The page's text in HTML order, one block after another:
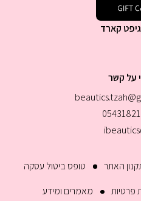
האתר
טופס ביטול עסקה
פרטיות מאמרים ומידע
על קשר
קארד